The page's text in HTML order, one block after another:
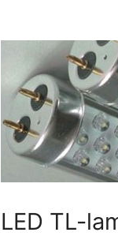
LED TL-